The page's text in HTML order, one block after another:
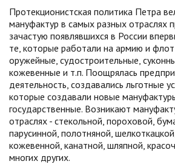
Протекционистская политика Петра
мануфактур в самых разных отраслях
зачастую появлявшихся в Рос­сии
те, которые работали на армию и
оружейные, судостроительные,
кожевенные и т.п. Поощрялась
деятельность, создавались льготные
которые создавали новые
государственные. Возникают
отраслях - стекольной, порохо­вой,
парусинной, полотняной,
кожевенной, канатной, шляпной,
многих других.